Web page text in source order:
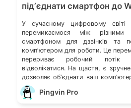
підʼєднати смартфон до
У сучасному цифровому світі
перемикаємося між різними
смартфоном для дзвінків та
компʼютером для роботи. Це
перериває робочий
відволікатися. На щастя, є
дозволяє обʼєднати ваш
із мобільним пристроєм, чи то
Йдеться про застосунок Звʼязок
Pingvin Pro